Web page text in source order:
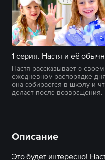
5
Настя рассказывает о своем
ежедневном распорядке
она собирается в школу и
делает после возвращения.
Описание
Это будет интересно!